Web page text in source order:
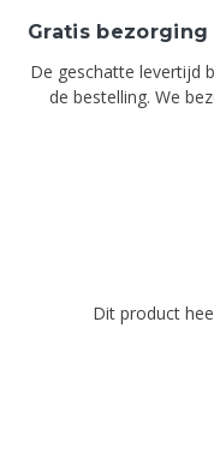
Gratis bezorging
De geschatte levertijd
de bestelling. We
Dit product